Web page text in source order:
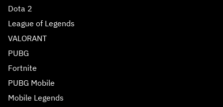
Dota 2
League of Legends
VALORANT
PUBG
Fortnite
PUBG Mobile
Mobile Legends